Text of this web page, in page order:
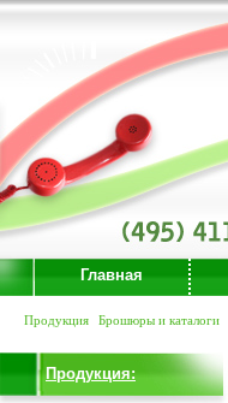
Главная
Продукция Брошюры и каталоги
Продукция: